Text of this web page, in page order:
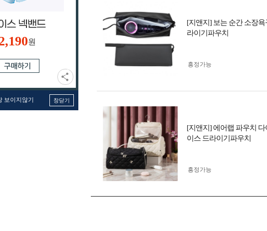
원
보이지않기 창닫기
[지앤지] 보는 순간 소장
라이기파우치
흥정가능
[지앤지] 에어랩 파우치
이스 드라이기파우치
흥정가능